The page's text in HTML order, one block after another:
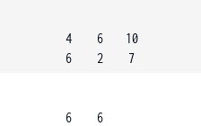
4
6
6
2
10
7
6
6